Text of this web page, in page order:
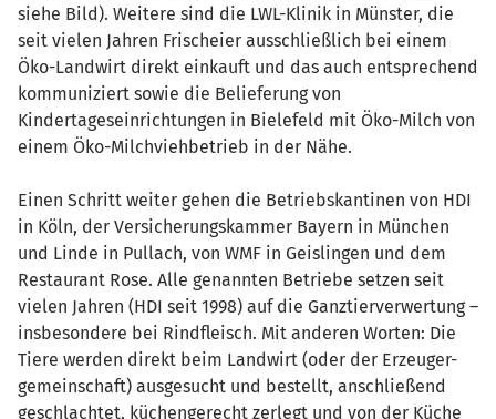
siehe Bild). Weitere sind die LWL-Klinik in Münster, die
seit vielen Jahren Frischeier ausschließlich bei einem
Öko-Landwirt direkt einkauft und das auch entsprechend
kommuniziert sowie die Belieferung von
Kindertageseinrichtungen in Bielefeld mit Öko-Milch von
einem Öko-Milchviehbetrieb in der Nähe.
Einen Schritt weiter gehen die Betriebskantinen von HDI
in Köln, der Versicherungskammer Bayern in München
und Linde in Pullach, von WMF in Geislingen und dem
Restaurant Rose. Alle genannten Betriebe setzen seit
vielen Jahren (HDI seit 1998) auf die Ganztierverwertung –
insbesondere bei Rindfleisch. Mit anderen Worten: Die
Tiere werden direkt beim Landwirt (oder der Erzeuger-
gemeinschaft) ausgesucht und bestellt, anschließend
geschlachtet, küchengerecht zerlegt und von der Küche